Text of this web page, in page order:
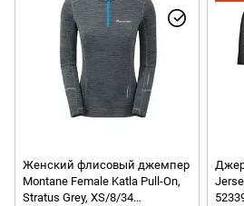
Женский флисовый джемпер
Montane Female Katla Pull-On,
Stratus Grey, XS/8/34